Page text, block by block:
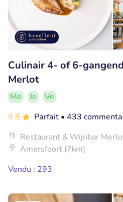
Culinair 4- of 6-
Merlot
Me Je
Ve
9.8
Parfait • 433
Restaurant & Wijnbar
Amersfoort (7km)
Vendu : 293